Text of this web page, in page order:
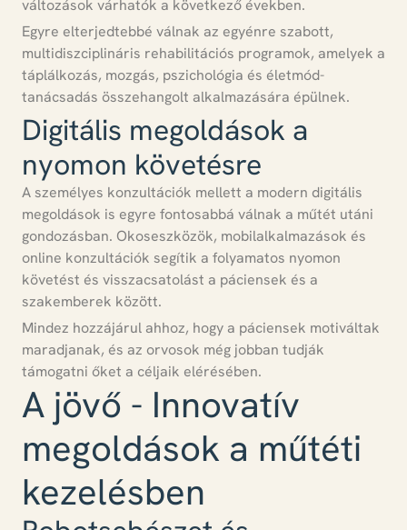
változások várhatók a következő években.
Egyre elterjedtebbé válnak az egyénre szabott,
multidiszciplináris rehabilitációs programok, amelyek a
táplálkozás, mozgás, pszichológia és életmód-
tanácsadás összehangolt alkalmazására épülnek.
Digitális megoldások a
nyomon követésre
Aszemélyes konzultációk mellett a modern digitális
megoldások is egyre fontosabbá válnak a műtét utáni
gondozásban. Okoseszközök, mobilalkalmazások és
online konzultációk segítik a folyamatos nyomon
követést és visszacsatolást a páciensek és a
szakemberek között.
Mindez hozzájárul ahhoz, hogy a páciensek motiváltak
maradjanak, és az orvosok még jobban tudják
támogatni őket a céljaik elérésében.
A jövő - Innovatív
megoldások a műtéti
kezelésben